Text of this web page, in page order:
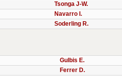
Tsonga J-W.
Navarro I.
Soderling R.
Gulbis E.
Ferrer D.